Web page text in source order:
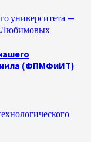
университета —
(ФПМФиИТ)